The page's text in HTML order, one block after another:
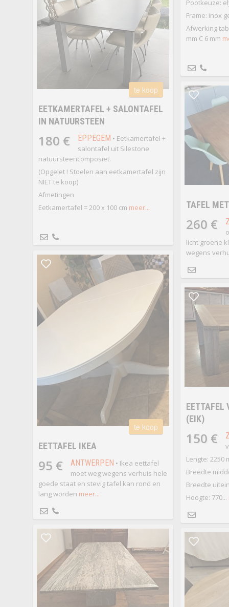
Pootkeuze:
Frame: inox
Afwerking
mm C 6 mm
te koop
EETKAMERTAFEL + SALONTAFEL
IN NATUURSTEEN
180 € EPPEGEM • Eetkamertafel +
salontafel uit Silestone
natuursteencomposiet.
(Opgelet ! Stoelen aan eetkamertafel zijn
NIET te koop)
Afmetingen
Eetkamertafel = 200 x 100 cm meer... TAFEL
260 €
licht groene
wegens
te koop
EETTAFEL IKEA
95 € ANTWERPEN • Ikea eettafel
moet weg wegens verhuis hele
goede staat en stevig tafel kan rond en
lang worden meer...
EETTAFEL
(EIK)
150 €
Lengte: 2250
Breedte
Breedte
Hoogte: 770...